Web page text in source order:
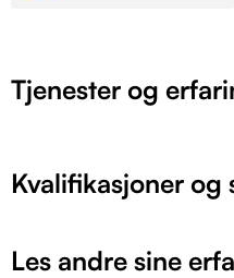
Tjenester og
Kvalifikasjoner og
Les andre sine